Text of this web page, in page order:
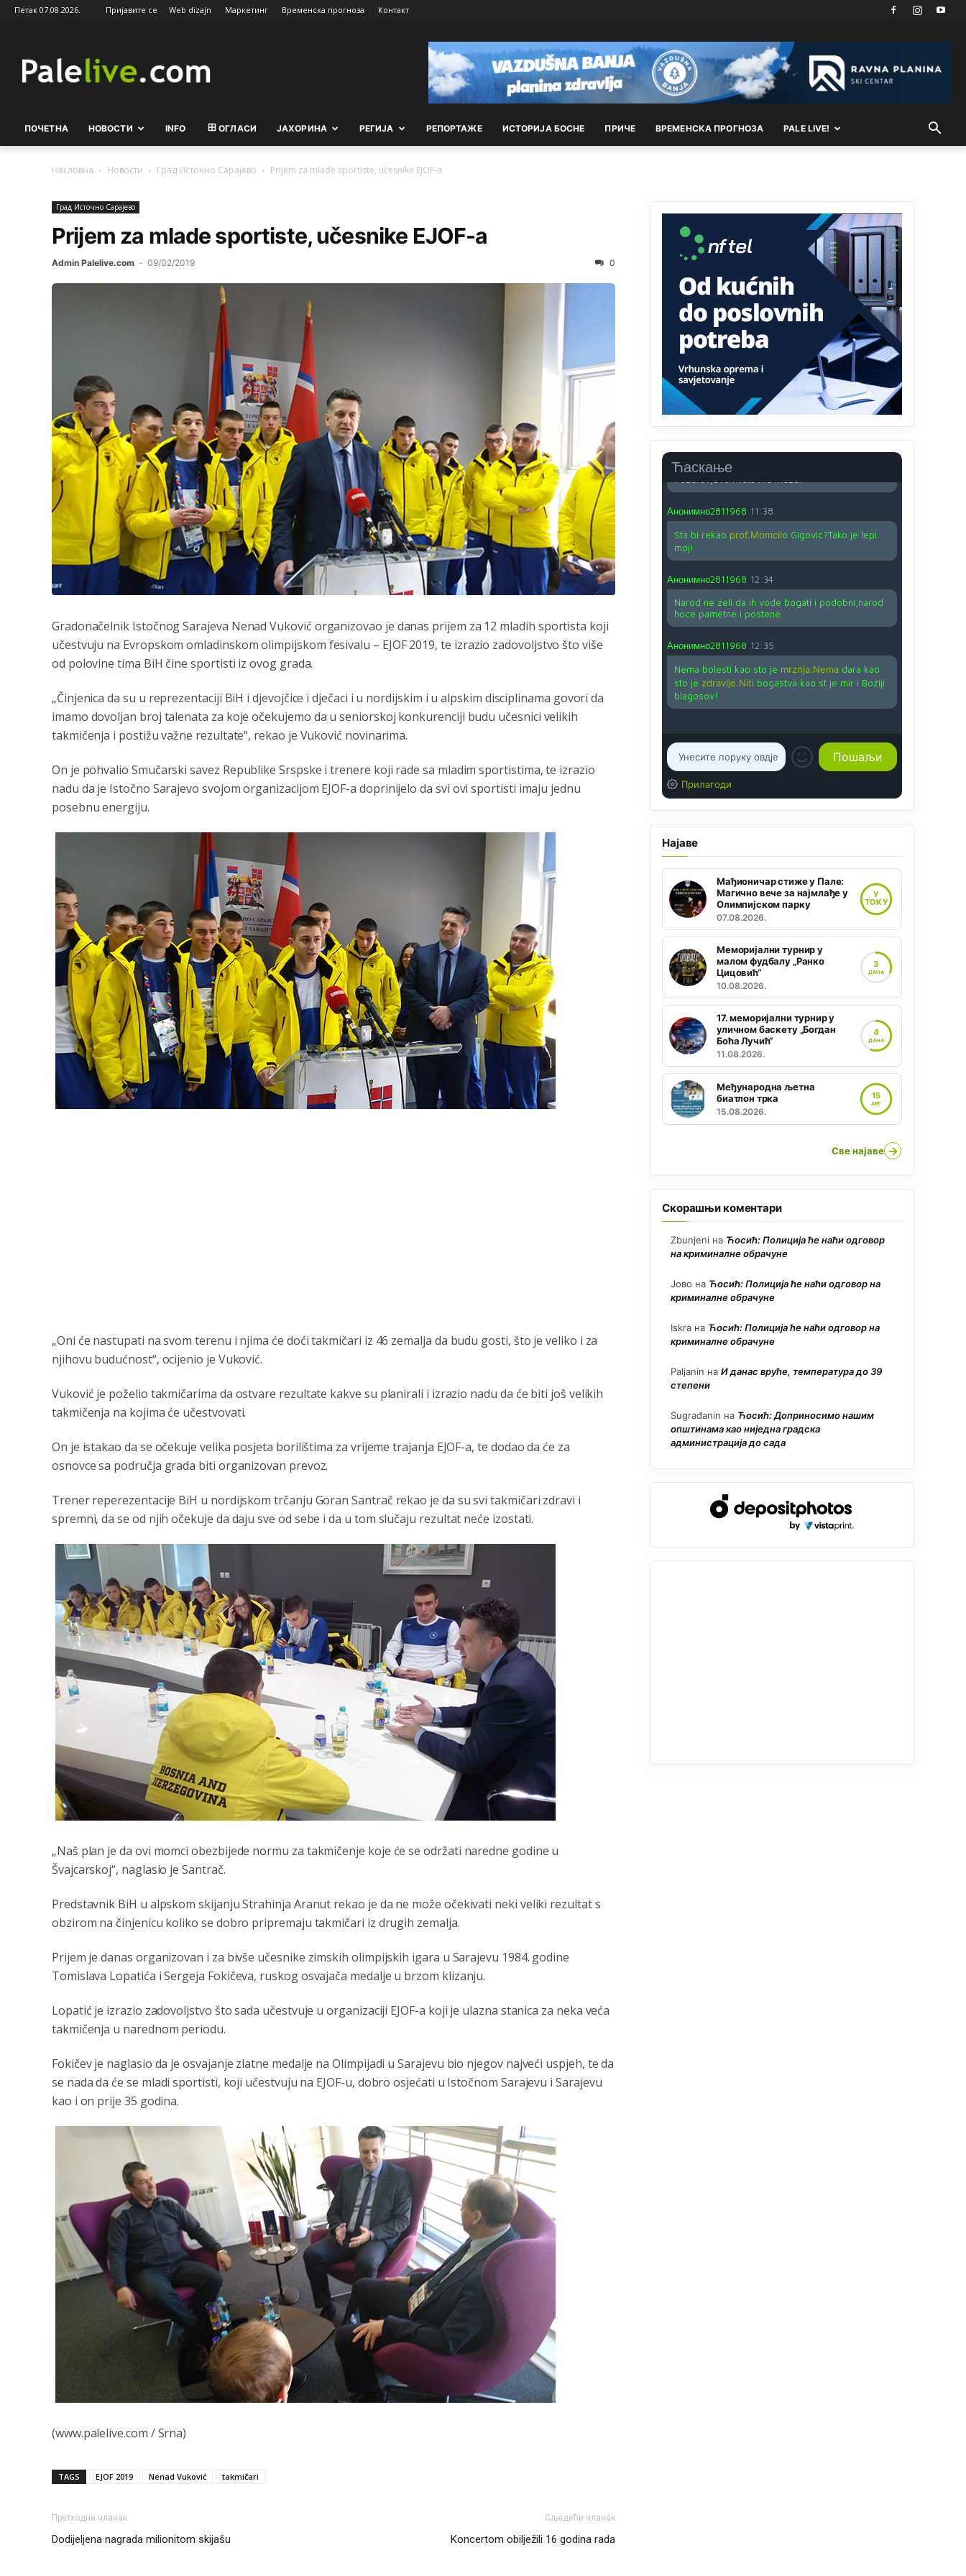
Петак 07.08.2026. Пријавите се Web dizajn Маркетинг Временска прогноза Контакт
ПОЧЕТНА НОВОСТИ INFO ОГЛАСИ ЈАХОРИНА РEГИЈА РEПОРТАЖE ИСТОРИЈА БОСНЕ ПРИЧЕ ВРEМEНСКА ПРОГНОЗА PALE LIVE!
Насловна Новости Град Источно Сарајeво Prijem za mlade sportiste, učesnike EJOF-a
Град Источно Сарајeво
Prijem za mlade sportiste, učesnike EJOF-a
Admin Palelive.com - 09/02/2019 0
Gradonačelnik Istočnog Sarajeva Nenad Vuković organizovao je danas prijem za 12 mladih sportista koji
učestvuju na Evropskom omladinskom olimpijskom fesivalu – EJOF 2019, te izrazio zadovoljstvo što više
od polovine tima BiH čine sportisti iz ovog grada.
„Činjenica da su u reprezentaciji BiH i djevojčice i dječaci i u nordijskim i u alpskim disciplinama govori da
imamo dovoljan broj talenata za koje očekujemo da u seniorskoj konkurenciji budu učesnici velikih
takmičenja i postižu važne rezultate“, rekao je Vuković novinarima.
On je pohvalio Smučarski savez Republike Srspske i trenere koji rade sa mladim sportistima, te izrazio
nadu da je Istočno Sarajevo svojom organizacijom EJOF-a doprinijelo da svi ovi sportisti imaju jednu
posebnu energiju.
„Oni će nastupati na svom terenu i njima će doći takmičari iz 46 zemalja da budu gosti, što je veliko i za
njihovu budućnost“, ocijenio je Vuković.
Vuković je poželio takmičarima da ostvare rezultate kakve su planirali i izrazio nadu da će biti još velikih
takmičenja na kojima će učestvovati.
On je istakao da se očekuje velika posjeta borilištima za vrijeme trajanja EJOF-a, te dodao da će za
osnovce sa područja grada biti organizovan prevoz.
Trener reperezentacije BiH u nordijskom trčanju Goran Santrač rekao je da su svi takmičari zdravi i
spremni, da se od njih očekuje da daju sve od sebe i da u tom slučaju rezultat neće izostati.
„Naš plan je da ovi momci obezbijede normu za takmičenje koje će se održati naredne godine u
Švajcarskoj“, naglasio je Santrač.
Predstavnik BiH u alpskom skijanju Strahinja Aranut rekao je da ne može očekivati neki veliki rezultat s
obzirom na činjenicu koliko se dobro pripremaju takmičari iz drugih zemalja.
Prijem je danas organizovan i za bivše učesnike zimskih olimpijskih igara u Sarajevu 1984. godine
Tomislava Lopatića i Sergeja Fokičeva, ruskog osvajača medalje u brzom klizanju.
Lopatić je izrazio zadovoljstvo što sada učestvuje u organizaciji EJOF-a koji je ulazna stanica za neka veća
takmičenja u narednom periodu.
Fokičev je naglasio da je osvajanje zlatne medalje na Olimpijadi u Sarajevu bio njegov najveći uspjeh, te da
se nada da će se mladi sportisti, koji učestvuju na EJOF-u, dobro osjećati u Istočnom Sarajevu i Sarajevu
kao i on prije 35 godina.
(www.palelive.com / Srna)
TAGS EJOF 2019 Nenad Vuković takmičari
Претходни чланак
Dodijeljena nagrada milionitom skijašu
Сљедећи чланак
Koncertom obilježili 16 godina rada
Ћаскање
Анонимно2806721 јуче 2:27
Kuniocu ide q u guz...
Анонимно2808843 јуче
reconquista
vjeka,neko rece za Radovana i Ratka kaki su oni
srbi...i poce dalje da besjedi znam ja dobro sta je
bilo u Ag-ci...
Анонимно2810587
Proguglajte
Анонимно2810587 11:21
O kako su cudni lvi ljudi,uzeli bi sve da mogu...a
ja srce svima fajem,radujem se tudjoj sreci.I ko
ima i ko nema na iso ce mjesto leci!
Анонимно2810587
Nije u svijetu problem,nahraniti siromasnd,kako
nahraniti bogate!?
Анонимно2810587
Анонимно2811968 11:38
Sta bi rekao prof.Momcilo Gigovic?Tako je lepi
moj!
Анонимно2811968 12:34
Narod ne zeli da ih vode bogati i podobni,narod
hoce pametne i postene.
Анонимно2811968 12:35
Nema bolesti kao sto je mrznja.Nemadara kao
sto je zdravlje.Niti bogastva kao st je mir i Boziji
blagosov!
Прилагоди
Најаве
Мађионичар стиже у Пале:
Магично вече за најмлађе у
Олимпијском парку
07.08.2026.
У
ТОКУ
Меморијални турнир у
малом фудбалу „Ранко
Цицовић“
10.08.2026.
3
ДАНА
17. меморијални турнир у
уличном баскету „Богдан
Боћа Лучић“
11.08.2026.
4
ДАНА
Међународна љетна
биатлон трка
15.08.2026.
15
АВГ
Све најаве →
Скорашњи коментари
Zbunjeni на Ћосић: Полиција ће наћи одговор
на криминалне обрачуне
Јово на Ћосић: Полиција ће наћи одговор на
криминалне обрачуне
Iskra на Ћосић: Полиција ће наћи одговор на
криминалне обрачуне
Paljanin на И данас вруће, температура до 39
степени
Sugrađanin на Ћосић: Доприносимо нашим
општинама као ниједна градска
администрација до сада